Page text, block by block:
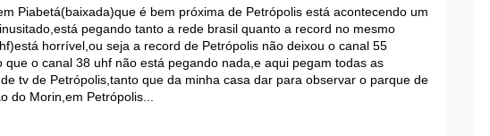
Piabetá(baixada)que é bem próxima de Petrópolis está acontecendo um
pegando tanto a rede brasil quanto a record no mesmo
horrível,ou seja a record de Petrópolis não deixou o canal 55
que o canal 38 uhf não está pegando nada,e aqui pegam todas as
tv de Petrópolis,tanto que da minha casa dar para observar o parque de
do Morin,em Petrópolis...